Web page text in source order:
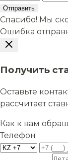
Отправить
Спасибо! Мы
Ошибка
Получить
Оставьте
рассчитает
Как к вам
Телефон